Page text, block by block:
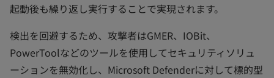
起動後も繰り返し実行することで実現されます。
検出を回避するため、攻撃者はGMER、IOBit、
PowerToolなどのツールを使用してセキュリティソリュ
ーションを無効化し、Microsoft Defenderに対して標的型